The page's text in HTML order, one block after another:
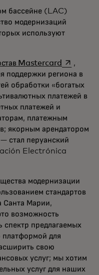
бассейне (LAC)
модернизаций
используют
Mastercard opens in
,
поддержки региона в
обработки «богатых
платежей в
платежей и
платежным
якорным арендатором
стал перуанский
Electrónica
модернизации
стандартов
Марии,
возможность
предлагаемых
платформой для
свою
услуг; мы хотим
услуг для наших